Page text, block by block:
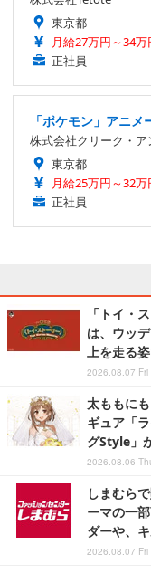
東京都
月給27万円～34万
正社員
「ポケモン」アニ
株式会社クリーク・
東京都
月給25万円～32万
正社員
「トイ・
は、ウッ
上を走る
2026.08.07 Fri
太ももに
ギュア「
グStyle」
2026.08.06
しまむら
ーマの一
ダーや、
2026.08.07 Fri